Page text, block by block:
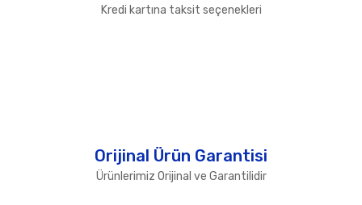
Kredi kartına taksit seçenekleri
Orijinal Ürün Garantisi
Ürünlerimiz Orijinal ve Garantilidir